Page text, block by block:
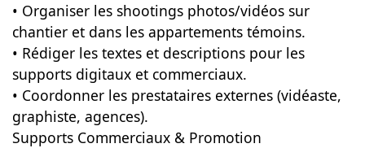
• Organiser les shootings photos/vidéos sur
chantier et dans les appartements témoins.
• Rédiger les textes et descriptions pour les
supports digitaux et commerciaux.
• Coordonner les prestataires externes (vidéaste,
graphiste, agences).
Supports Commerciaux & Promotion